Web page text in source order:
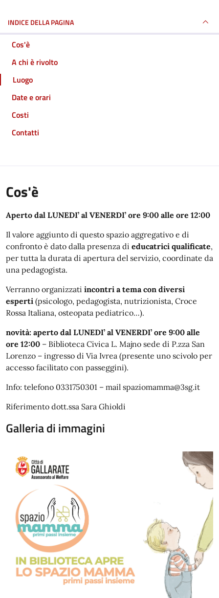
INDICE DELLA PAGINA
Cos'è
A chi è rivolto
Luogo
Date e orari
Costi
Contatti
Cos'è
Aperto dal LUNEDI’ al VENERDI’ ore 9:00 alle ore 12:00
Il valore aggiunto di questo spazio aggregativo e di
confronto è dato dalla presenza di educatrici qualificate,
per tutta la durata di apertura del servizio, coordinate da
una pedagogista.
Verranno organizzati incontri a tema con diversi
esperti (psicologo, pedagogista, nutrizionista, Croce
Rossa Italiana, osteopata pediatrico…).
novità: aperto dal LUNEDI’ al VENERDI’ ore 9:00 alle
ore 12:00 – Biblioteca Civica L. Majno sede di P.zza San
Lorenzo – ingresso di Via Ivrea (presente uno scivolo per
accesso facilitato con passeggini).
Info: telefono 0331750301 – mail spaziomamma@3sg.it
Riferimento dott.ssa Sara Ghioldi
Galleria di immagini